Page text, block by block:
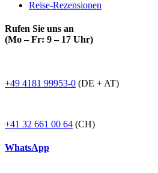
Reise-Rezensionen
Rufen Sie uns an
(Mo – Fr: 9 – 17 Uhr)
+49 4181 99953-0 (DE + AT)
+41 32 661 00 64 (CH)
WhatsApp